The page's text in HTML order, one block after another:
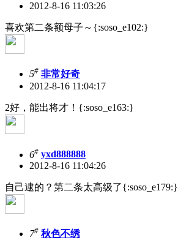
2012-8-16 11:03:26
喜欢第二条额母子～{:soso_e102:}
5# 非常好奇
2012-8-16 11:04:17
2好，能出将才！{:soso_e163:}
6# yxd888888
2012-8-16 11:04:26
自己逮的？第二条太高级了{:soso_e179:}
7# 秋色不绣